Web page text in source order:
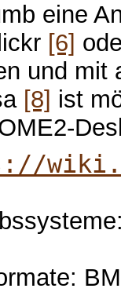
eine
[6]
und mit
[8] ist